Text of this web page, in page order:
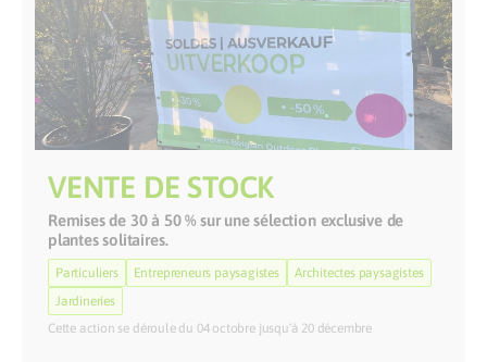
VENTE DE STOCK
Remises de 30 à 50 % sur une sélection exclusive de
plantes solitaires.
Particuliers Entrepreneurs paysagistes
Architectes paysagistes
Jardineries
Cette action se déroule du 04 octobre jusqu'à 20 décembre